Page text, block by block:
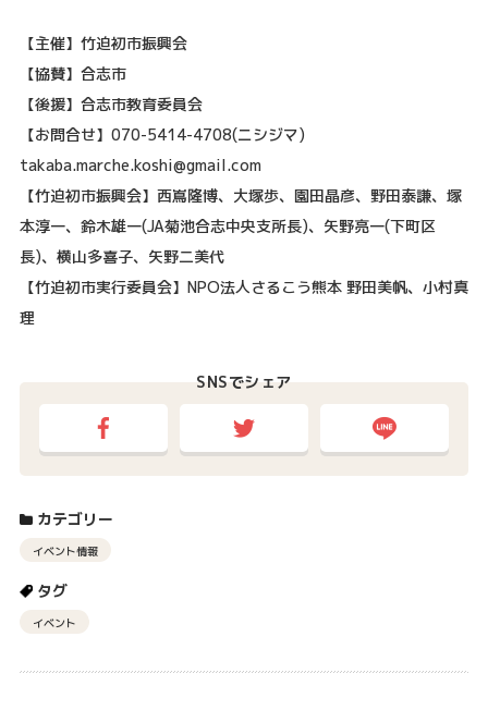
【主催】竹迫初市振興会
【協賛】合志市
【後援】合志市教育委員会
【お問合せ】070-5414-4708(ニシジマ)
takaba.marche.koshi@gmail.com
【竹迫初市振興会】西嶌隆博、大塚歩、園田晶彦、野田泰謙、塚
本淳一、鈴木雄一(JA菊池合志中央支所長)、矢野亮一(下町区
長)、横山多喜子、矢野二美代
【竹迫初市実行委員会】NPO法人さるこう熊本 野田美帆、小村真
理
SNSでシェア
カテゴリー
イベント情報
タグ
イベント